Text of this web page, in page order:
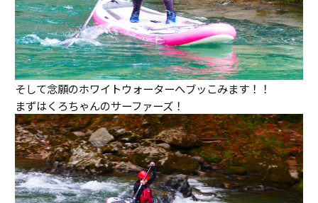
そして念願のホワイトウォーターへブッこみます！！
まずはくろちゃんのサーファーズ！